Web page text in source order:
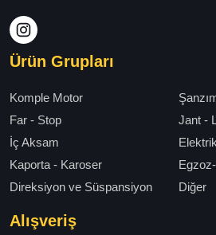
Ürün Grupları
Komple Motor
Far - Stop
Jant -
İç Aksam
Kaporta - Karoser
Direksiyon ve Süspansiyon
Diğer
Alışveriş